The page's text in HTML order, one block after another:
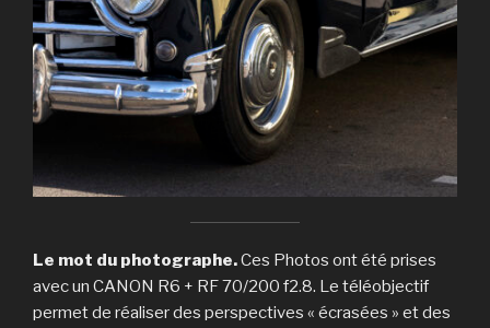
Le mot du photographe.Ces Photos ont été prises
avec un CANON R6 + RF 70/200 f2.8. Le téléobjectif
permet de réaliser des perspectives « écrasées » et des